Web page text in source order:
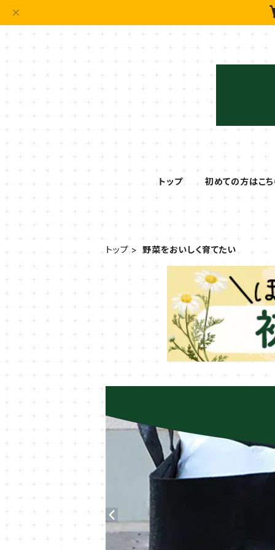
トップ 初めての方はこち
トップ 野菜をおいしく育てたい